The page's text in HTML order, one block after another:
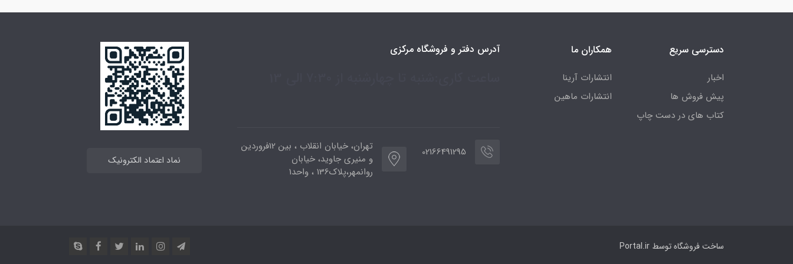
دسترسی سریع
اخبار
پیش فروش ها
کتاب های در دست چاپ
همکاران ما
انتشارات آرینا
انتشارات ماهین
آدرس دفتر و فروشگاه مرکزی
02166491295
تهران، خیابان انقلاب ، بین 12فروردین
و منیری جاوید، خیابان
روانمهر،پلاک136 ، واحد1
نماد اعتماد الکترونیک
ساخت فروشگاه توسط Portal.ir